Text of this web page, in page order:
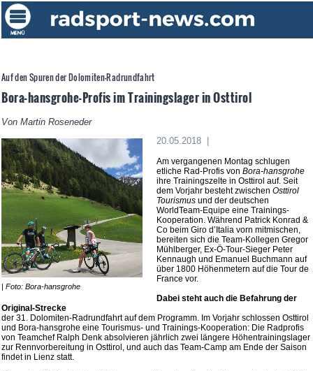
Auf den Spuren der Dolomiten-Radrundfahrt
Bora-hansgrohe-Profis im Trainingslager in Osttirol
Von Martin Roseneder
| Foto: Bora-hansgrohe
20.05.2018 |
Am vergangenen Montag schlugen
etliche Rad-Profis von Bora-hansgrohe
ihre Trainingszelte in Osttirol auf. Seit
dem Vorjahr besteht zwischen Osttirol
Tourismusund der deutschen
WorldTeam-Equipe eine Trainings-
Kooperation. Während Patrick Konrad &
Co beim Giro d’Italia vorn mitmischen,
bereiten sich die Team-Kollegen Gregor
Mühlberger, Ex-Ö-Tour-Sieger Peter
Kennaugh und Emanuel Buchmann auf
über 1800 Höhenmetern auf die Tour de
France vor.
Dabei steht auch die Befahrung der
Original-Strecke
der 31. Dolomiten-Radrundfahrt auf dem Programm. Im Vorjahr schlossen Osttirol
und Bora-hansgrohe eine Tourismus- und Trainings-Kooperation: Die Radprofis
von Teamchef Ralph Denk absolvieren jährlich zwei längere Höhentrainingslager
zur Rennvorbereitung in Osttirol, und auch das Team-Camp am Ende der Saison
findet in Lienz statt.